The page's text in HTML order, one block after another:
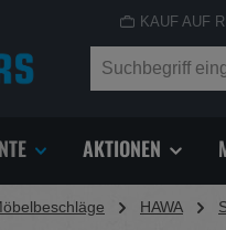
springen KAUF AUF
AKTIONEN
HAWA